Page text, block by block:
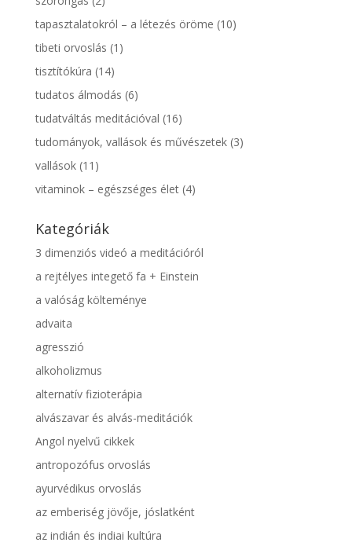
tapasztalatokról – a létezés öröme (10)
tibeti orvoslás (1)
tisztítókúra (14)
tudatos álmodás (6)
tudatváltás meditációval (16)
tudományok, vallások és művészetek(3)
vallások(11)
vitaminok – egészséges élet(4)
Kategóriák
3 dimenziós videó a meditációról
a rejtélyes integető fa + Einstein
a valóság költeménye
advaita
agresszió
alkoholizmus
alternatív fizioterápia
alvászavar és alvás-meditációk
Angol nyelvű cikkek
antropozófus orvoslás
ayurvédikus orvoslás
az emberiség jövője, jóslatként
az indián és indiai kultúra